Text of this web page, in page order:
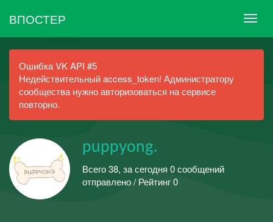
ВПОСТЕР
Ошибка VK API #5
Недействительный access_token! Администратору
сообщества нужно авторизоваться на сервисе
повторно.
puppyong.
Всего 38, за сегодня 0 сообщений
отправлено / Рейтинг 0